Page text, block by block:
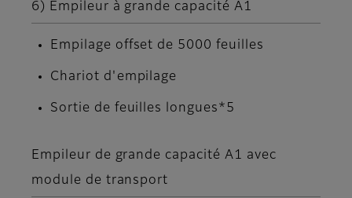
6) Empileur à grande capacité A1
Empilage offset de 5000 feuilles
Chariot d'empilage
Sortie de feuilles longues*5
Empileur de grande capacité A1 avec
module de transport